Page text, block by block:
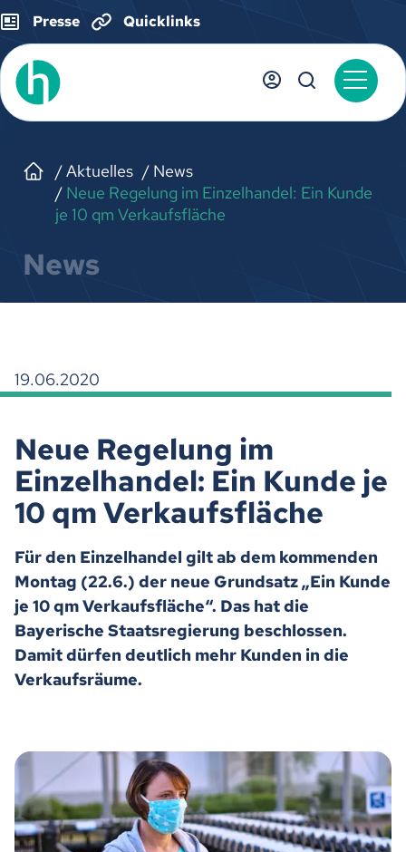
Presse Quicklinks
Aktuelles
News
Neue Regelung im Einzelhandel: Ein Kunde
je 10 qm Verkaufsfläche
News
19.06.2020
Neue Regelung im
Einzelhandel: Ein Kunde je
10 qm Verkaufsfläche
Für den Einzelhandel gilt ab dem kommenden
Montag (22.6.) der neue Grundsatz „Ein Kunde
je 10 qm Verkaufsfläche“. Das hat die
Bayerische Staatsregierung beschlossen.
Damit dürfen deutlich mehr Kunden in die
Verkaufsräume.